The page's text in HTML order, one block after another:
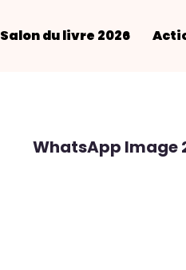
Salon du livre 2026
WhatsApp Image